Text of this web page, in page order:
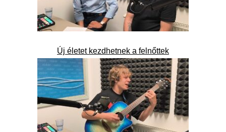
Új életet kezdhetnek a felnőttek